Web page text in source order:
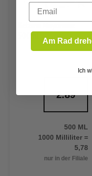
Belzina Mayonaise
500ml
2.89
500 ML
1000 Milliliter =
5,78
nur in der Filiale
Email
Am Rad
Ich